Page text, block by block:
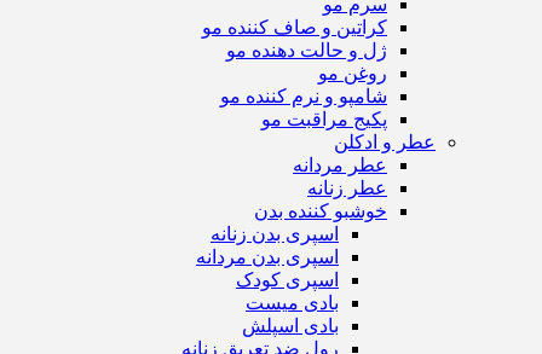
سرم مو
کراتین و صاف کننده مو
ژل و حالت دهنده مو
روغن مو
شامپو و نرم کننده مو
پکیج مراقبت مو
عطر و ادکلن
عطر مردانه
عطر زنانه
خوشبو کننده بدن
اسپری بدن زنانه
اسپری بدن مردانه
اسپری کودک
بادی میست
بادی اسپلش
رول ضد تعریق زنانه